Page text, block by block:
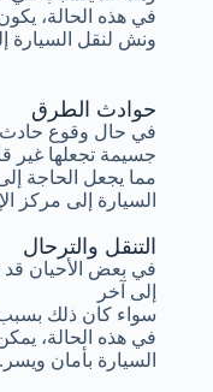
في هذه الحالة،
ونش لنقل السيارة
التنقل والترحال
في بعض الأحيان قد
إلى آخر
سواء كان ذلك بسبب
في هذه الحالة،
السيارة بأمان ويسر.
حوادث الطرق
في حال وقوع حادث
جسيمة تجعلها غير
مما يجعل الحاجة
السيارة إلى مركز